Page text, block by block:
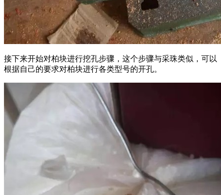
接下来开始对柏块进行挖孔步骤，这个步骤与采珠类似，可以
根据自己的要求对柏块进行各类型号的开孔。